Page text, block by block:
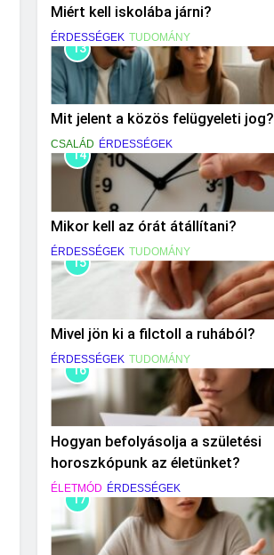
Miért kell iskolába járni?
ÉRDESSÉGEK TUDOMÁNY
13
Mit jelent a közös felügyeleti jog?
CSALÁD ÉRDESSÉGEK
14
Mikor kell az órát átállítani?
ÉRDESSÉGEK TUDOMÁNY
15
Mivel jön ki a filctoll a ruhából?
ÉRDESSÉGEK TUDOMÁNY
16
Hogyan befolyásolja a születési
horoszkópunk az életünket?
ÉLETMÓD ÉRDESSÉGEK
17